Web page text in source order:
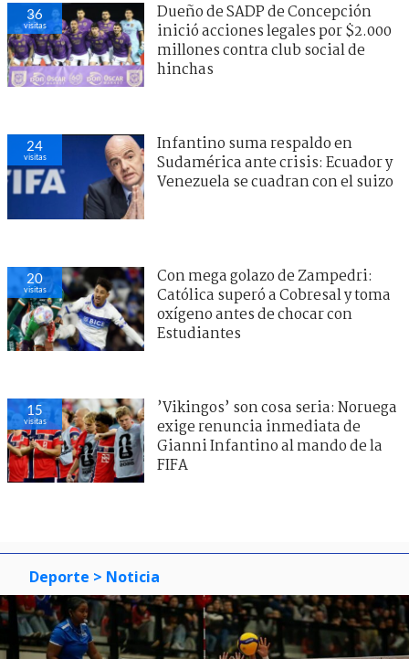
36
visitas
Dueño de SADP de Concepción
inició acciones legales por $2.000
millones contra club social de
hinchas
24
visitas
Infantino suma respaldo en
Sudamérica ante crisis: Ecuador y
Venezuela se cuadran con el suizo
20
visitas
Con mega golazo de Zampedri:
Católica superó a Cobresal y toma
oxígeno antes de chocar con
Estudiantes
15
visitas
’Vikingos’ son cosa seria: Noruega
exige renuncia inmediata de
Gianni Infantino al mando de la
FIFA
Deporte > Noticia